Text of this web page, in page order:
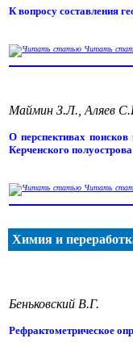
К вопросу составления
Читать
Маймин З.Л., Аляев
О перспективах
Керченского полуострова
Читать
Химия и
Беньковский В.Г.
Рефрактометрическое